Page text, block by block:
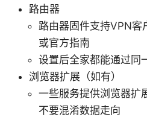
路由器
路由器固件支持VPN客
或官方指南
设置后全家都能通过同
浏览器扩展（如有）
一些服务提供浏览器扩
不要混淆数据走向